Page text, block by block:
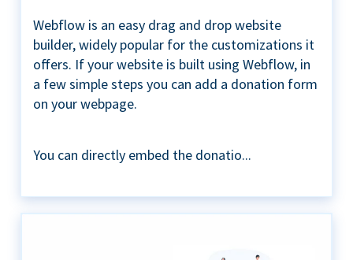
Webflow is an easy drag and drop website
builder, widely popular for the customizations it
offers. If your website is built using Webflow, in
a few simple steps you can add a donation form
on your webpage.
You can directly embed the donatio...